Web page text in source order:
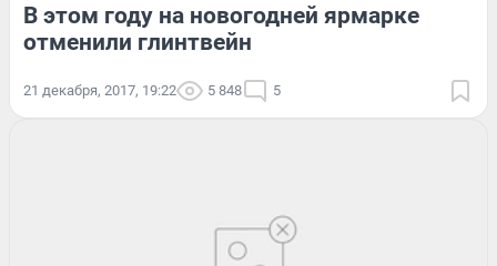
В этом году на новогодней ярмарке
отменили глинтвейн
21 декабря, 2017, 19:22 5 848 5